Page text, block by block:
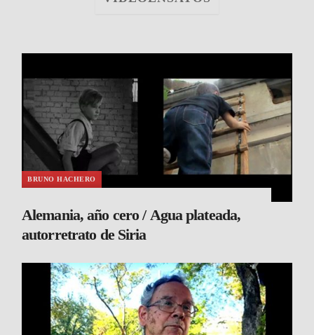
BRUNO HACHERO
Alemania, año cero / Agua plateada,
autorretrato de Siria